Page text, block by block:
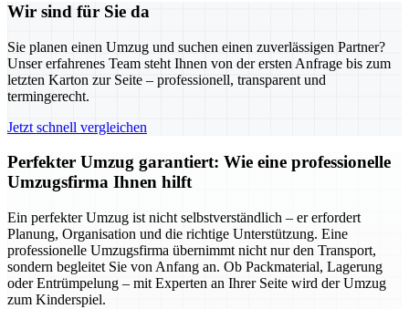
Wir sind für Sie da
Sie planen einen Umzug und suchen einen zuverlässigen Partner?
Unser erfahrenes Team steht Ihnen von der ersten Anfrage bis zum
letzten Karton zur Seite – professionell, transparent und
termingerecht.
Jetzt schnell vergleichen
Perfekter Umzug garantiert: Wie eine professionelle
Umzugsfirma Ihnen hilft
Ein perfekter Umzug ist nicht selbstverständlich – er erfordert
Planung, Organisation und die richtige Unterstützung. Eine
professionelle Umzugsfirma übernimmt nicht nur den Transport,
sondern begleitet Sie von Anfang an. Ob Packmaterial, Lagerung
oder Entrümpelung – mit Experten an Ihrer Seite wird der Umzug
zum Kinderspiel.